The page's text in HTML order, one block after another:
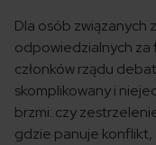
Dla osób związanych
odpowiedzialnych za
członków rządu
skomplikowany i
brzmi: czy
gdzie panuje konflikt,